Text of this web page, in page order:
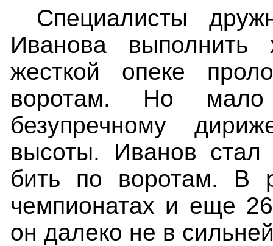
Специалисты
Иванова
жесткой опеке
воротам. Но мало
безупречному
высоты. Иванов
бить по воротам. В
чемпионатах и еще
он далеко не в